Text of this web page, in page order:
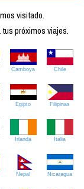
visitado.
próximos viajes.
Camboya Chile
Egipto Filipinas
Irlanda Italia
Nepal Nicaragua